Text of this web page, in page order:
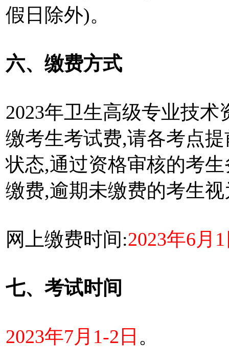
假日除外)。
六、缴费方式
2023年卫生高级专业技
缴考生考试费,请各考点
状态,通过资格审核的考
缴费,逾期未缴费的考生
网上缴费时间:2023年6月
七、考试时间
2023年7月1-2日 。